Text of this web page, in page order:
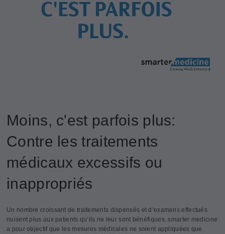
Moins, c'est parfois plus:
Contre les traitements
médicaux excessifs ou
inappropriés
Un nombre croissant de traitements dispensés et d’examens effectués
nuisent plus aux patients qu’ils ne leur sont bénéfiques. smarter medicine
a pour objectif que les mesures médicales ne soient appliquées que